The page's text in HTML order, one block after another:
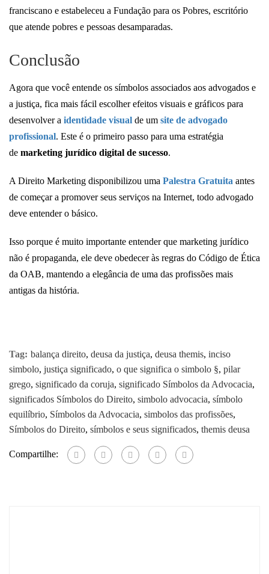
franciscano e estabeleceu a Fundação para os Pobres, escritório
que atende pobres e pessoas desamparadas.
Conclusão
Agora que você entende os símbolos associados aos advogados e
a justiça, fica mais fácil escolher efeitos visuais e gráficos para
desenvolver a identidade visual de um site de advogado
profissional. Este é o primeiro passo para uma estratégia
de marketing jurídico digital de sucesso.
A Direito Marketing disponibilizou uma Palestra Gratuita antes
de começar a promover seus serviços na Internet, todo advogado
deve entender o básico.
Isso porque é muito importante entender que marketing jurídico
não é propaganda, ele deve obedecer às regras do Código de Ética
da OAB, mantendo a elegância de uma das profissões mais
antigas da história.
Tag: balança direito, deusa da justiça, deusa themis, inciso
simbolo, justiça significado, o que significa o simbolo §, pilar
grego, significado da coruja, significado Símbolos da Advocacia,
significados Símbolos do Direito, simbolo advocacia, símbolo
equilíbrio, Símbolos da Advocacia, simbolos das profissões,
Símbolos do Direito, símbolos e seus significados, themis deusa
Compartilhe: